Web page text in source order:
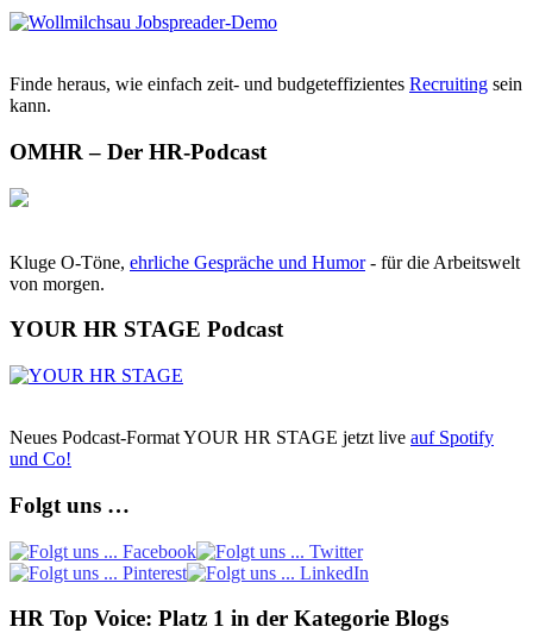
Finde heraus, wie einfach zeit- und budgeteffizientes Recruiting sein
kann.
OMHR – Der HR-Podcast
Kluge O-Töne, ehrliche Gespräche und Humor- für die Arbeitswelt
von morgen.
YOUR HR STAGE Podcast
Neues Podcast-Format YOUR HR STAGE jetzt live auf Spotify
und Co!
Folgt uns …
HR Top Voice: Platz 1 in der Kategorie Blogs